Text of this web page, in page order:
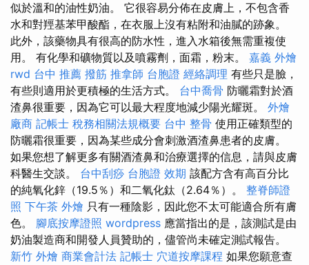
似於溫和的油性奶油。 它很容易分佈在皮膚上，不包含香
水和對羥基苯甲酸酯，在衣服上沒有粘附和油膩的跡象。
此外，該藥物具有很高的防水性，進入水箱後無需重複使
用。 有化學和礦物質以及噴霧劑，面霜，粉末。 嘉義 外燴
rwd 台中 推薦 撥筋 推拿師 台胞證 經絡調理 有些只是臉，
有些則適用於更積極的生活方式。 台中喬骨 防曬霜對於酒
渣鼻很重要，因為它可以最大程度地減少陽光耀斑。 外燴
廠商 記帳士 稅務相關法規概要 台中 整骨 使用正確類型的
防曬霜很重要，因為某些成分會刺激酒渣鼻患者的皮膚。
如果您想了解更多有關酒渣鼻和治療選擇的信息，請與皮膚
科醫生交談。 台中刮痧 台胞證 效期 該配方含有高百分比
的純氧化鋅（19.5％）和二氧化鈦（2.64％）。 整脊師證
照 下午茶 外燴 只有一種陰影，因此您不太可能適合所有膚
色。 腳底按摩證照 wordpress 應當指出的是，該測試是由
奶油製造商和開發人員贊助的，儘管尚未確定測試報告。
新竹 外燴 商業會計法 記帳士 穴道按摩課程 如果您願意查